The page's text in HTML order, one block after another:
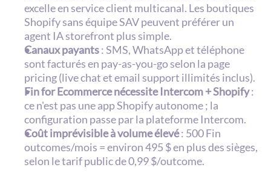
excelle en service client multicanal. Les boutiques
Shopify sans équipe SAV peuvent préférer un
agent IA storefront plus simple.
Canaux payants : SMS, WhatsApp et téléphone
sont facturés en pay-as-you-go selon la page
pricing (live chat et email support illimités inclus).
Fin for Ecommerce nécessite Intercom + Shopify :
ce n'est pas une app Shopify autonome ; la
configuration passe par la plateforme Intercom.
Coût imprévisible à volume élevé : 500 Fin
outcomes/mois = environ 495 $ en plus des sièges,
selon le tarif public de 0,99 $/outcome.